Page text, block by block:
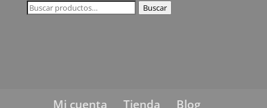
Buscar
Buscar
Mi cuenta Tienda Blog